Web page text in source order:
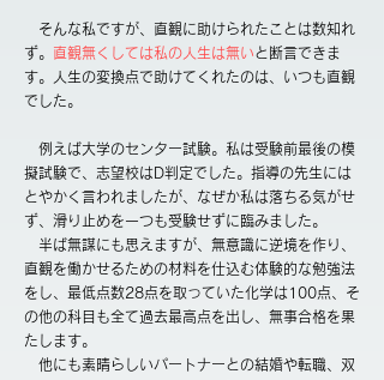
そんな私ですが、直観に助けられたことは数知れ
ず。 直観無くしては私の人生は無いと断言できま
す。
人生の変換点で助けてくれたのは、いつも直観
でした。
例えば大学のセンター試験。私は受験前最後の模
擬試験で、志望校はD判定でした。指導の先生には
とやかく言われましたが、なぜか私は落ちる気がせ
ず、滑り止めを一つも受験せずに臨みました。
​ 半ば無謀にも思えますが、無意識に逆境を作り、
直観を働かせるための材料を仕込む体験的な勉強法
をし、最低点数28点を取っていた化学は100点、そ
の他の科目も全て過去最高点を出し、無事合格を果
たします。
​ 他にも素晴らしいパートナーとの結婚や転職、双